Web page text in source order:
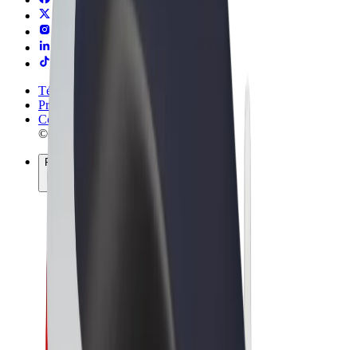
Términos y Condiciones
Privacidad
Cookies
© 2026 Bolt Technology OÜ
Productos
Viajes
Patinetes
Bolt Market
Bolt Food
Bolt Drive
Bolt para empresas